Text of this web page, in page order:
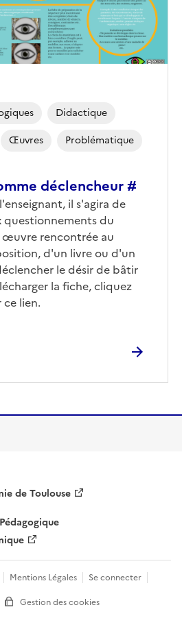
déclencheur #
il s'agira de
du
œuvre rencontrée au
d'un livre ou d'un
le désir de bâtir
la fiche, cliquez
ce lien.
Didactique
Œuvres Problématique
de Toulouse
Mentions Légales
Se connecter
Gestion des cookies